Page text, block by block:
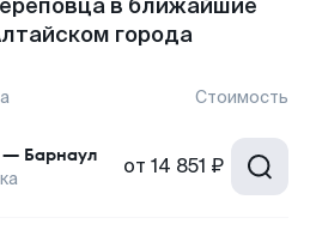
в ближайшие
города
Стоимость
— Барнаул от 14 851 ₽